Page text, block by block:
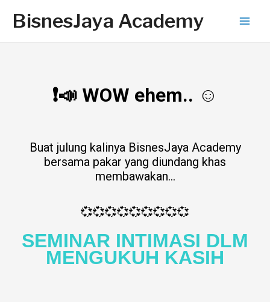
BisnesJaya Academy
❗📣 WOW ehem.. ☺
Buat julung kalinya BisnesJaya Academy
bersama pakar yang diundang khas
membawakan…
💞💞💞💞💞💞💞💞💞
SEMINAR INTIMASI DLM
MENGUKUH KASIH